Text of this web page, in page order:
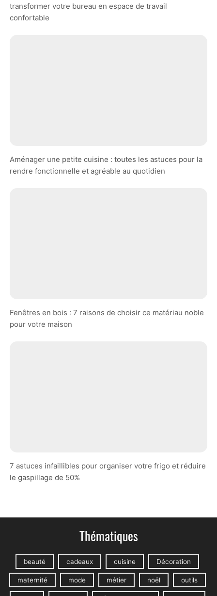
transformer votre bureau en espace de travail
confortable
Aménager une petite cuisine : toutes les astuces pour la
rendre fonctionnelle et agréable au quotidien
Fenêtres en bois : 7 raisons de choisir ce matériau noble
pour votre maison
7 astuces infaillibles pour organiser votre frigo et réduire
le gaspillage de 50%
Thématiques
beauté cadeaux cuisine Décoration
maternité mode métier noël outils